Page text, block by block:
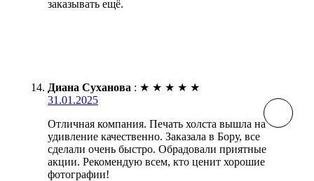
заказывать ещё.
Диана Суханова : ★ ★ ★ ★ ★
31.01.2025
Отличная компания. Печать холста вышла на
удивление качественно. Заказала в Бору, все
сделали очень быстро. Обрадовали приятные
акции. Рекомендую всем, кто ценит хорошие
фотографии!